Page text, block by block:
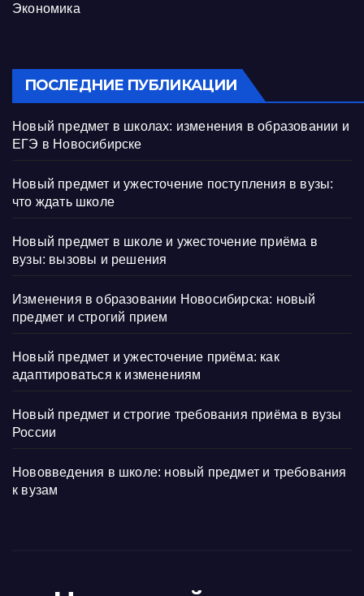
Экономика
ПОСЛЕДНИЕ ПУБЛИКАЦИИ
Новый предмет в школах: изменения в образовании и
ЕГЭ в Новосибирске
Новый предмет и ужесточение поступления в вузы:
что ждать школе
Новый предмет в школе и ужесточение приёма в
вузы: вызовы и решения
Изменения в образовании Новосибирска: новый
предмет и строгий прием
Новый предмет и ужесточение приёма: как
адаптироваться к изменениям
Новый предмет и строгие требования приёма в вузы
России
Нововведения в школе: новый предмет и требования
к вузам